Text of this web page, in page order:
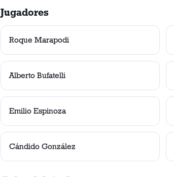
Jugadores
Roque Marapodi
Alberto Bufatelli
Emilio Espinoza
Cándido González